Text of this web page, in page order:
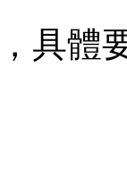
具體